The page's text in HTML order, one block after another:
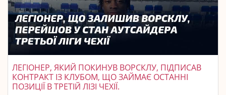
ЛЕГІОНЕР, ЯКИЙ ПОКИНУВ ВОРСКЛУ, ПІДПИСАВ
КОНТРАКТ ІЗ КЛУБОМ, ЩО ЗАЙМАЄ ОСТАННІ
ПОЗИЦІЇ В ТРЕТІЙ ЛІЗІ ЧЕХІЇ.